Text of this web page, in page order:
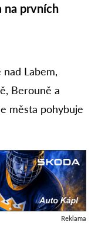
na prvních
Labem,
Berouně a
města pohybuje
Reklama